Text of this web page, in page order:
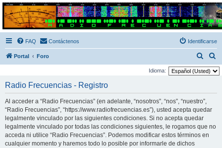
Radio Frecuencias
Foro de Radio Frecuencias
FAQ Contáctenos Identificarse
Portal Foro
u
u
a
Idioma:
Radio Frecuencias - Registro
Al acceder a “Radio Frecuencias” (en adelante, “nosotros”, “nos”, “nuestro”,
“Radio Frecuencias”, “https://www.radiofrecuencias.es”), usted acepta quedar
legalmente vinculado por las siguientes condiciones. Si no acepta quedar
legalmente vinculado por todas las condiciones siguientes, le rogamos que no
acceda ni utilice “Radio Frecuencias”. Podemos modificar estos términos en
cualquier momento y haremos todo lo posible por informarle de dichos